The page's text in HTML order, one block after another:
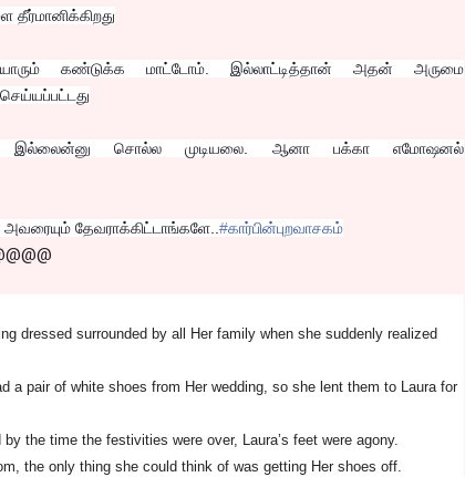
கண்டுக்க மாட்டோம். இல்லாட்டித்தான் அதன் அருமை
இல்லைன்னு சொல்ல முடியலை. ஆனா பக்கா எமோஷனல்
தேவராக்கிட்டாங்களே.. ‪#‎கார்பின்புறவாசகம்
dressed surrounded by all Her family when she suddenly realized
a pair of white shoes from Her wedding, so she lent them to Laura for
the time the festivities were over, Laura’s feet were agony.
the only thing she could think of was getting Her shoes off.